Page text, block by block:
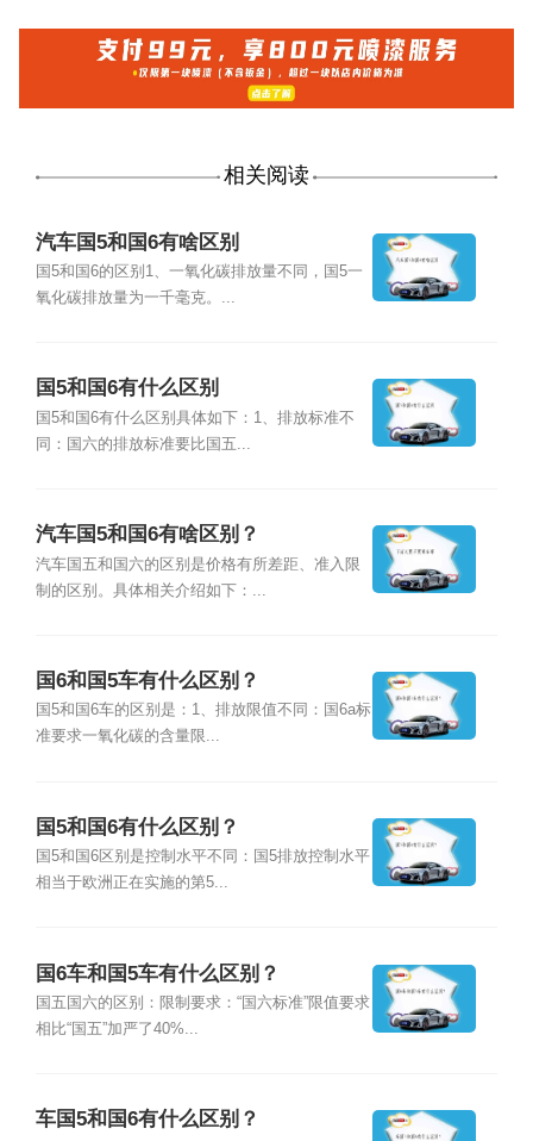
相关阅读
汽车国5和国6有啥区别
国5和国6的区别1、一氧化碳排放量不同，国5一
氧化碳排放量为一千毫克。...
国5和国6有什么区别
国5和国6有什么区别具体如下：1、排放标准不
同：国六的排放标准要比国五...
汽车国5和国6有啥区别？
汽车国五和国六的区别是价格有所差距、准入限
制的区别。具体相关介绍如下：...
国6和国5车有什么区别？
国5和国6车的区别是：1、排放限值不同：国6a标
准要求一氧化碳的含量限...
国5和国6有什么区别？
国5和国6区别是控制水平不同：国5排放控制水平
相当于欧洲正在实施的第5...
国6车和国5车有什么区别？
国五国六的区别：限制要求：“国六标准”限值要求
相比“国五”加严了40%...
车国5和国6有什么区别？